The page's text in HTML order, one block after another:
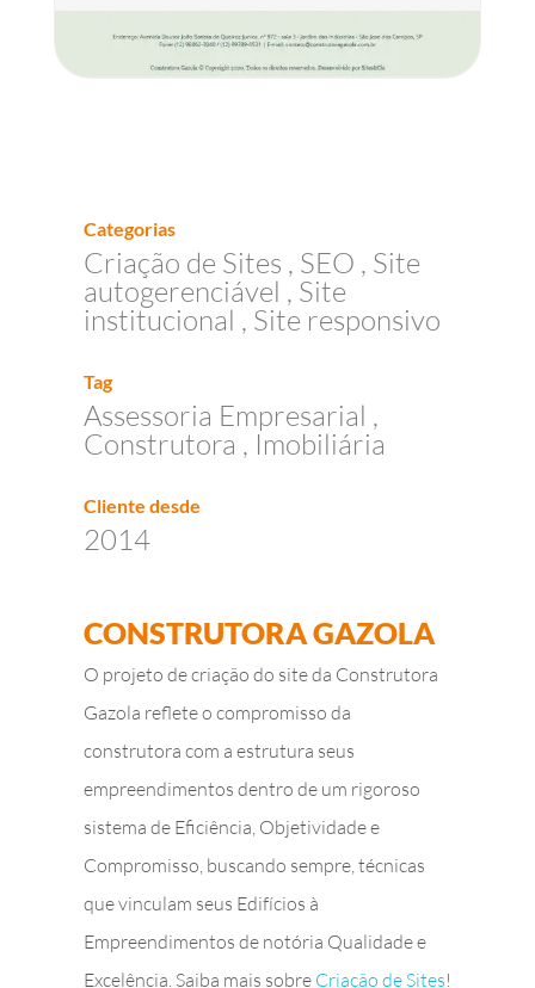
CONSTRUTORA GAZOLA
O projeto de criação do site da Construtora
Gazola reflete o compromisso da
construtora com a estrutura seus
empreendimentos dentro de um rigoroso
sistema de Eficiência, Objetividade e
Compromisso, buscando sempre, técnicas
que vinculam seus Edifícios à
Empreendimentos de notória Qualidade e
Excelência. Saiba mais sobre Criação de Sites!
Categorias
Criação de Sites SEO Site
autogerenciável Site
institucional Site responsivo
Tag
Assessoria Empresarial
Construtora
Imobiliária
Cliente desde
2014